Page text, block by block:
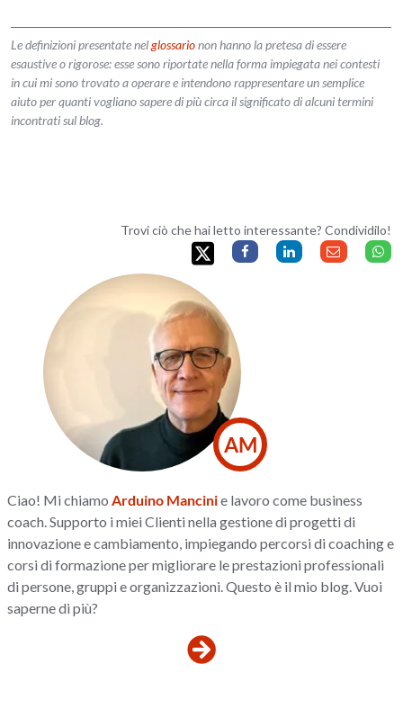
Le definizioni presentate nelglossarionon hanno la pretesa di essere
esaustive o rigorose: esse sono riportate nella forma impiegata nei contesti
in cui mi sono trovato a operare e intendono rappresentare un semplice
aiuto per quanti vogliano sapere di più circa il significato di alcuni termini
incontrati sul blog.
Trovi ciò che hai letto interessante? Condividilo!
AM
Ciao! Mi chiamo Arduino Mancinie lavoro come business
coach. Supporto i miei Clienti nella gestione di progetti di
innovazione e cambiamento, impiegando percorsi di coaching e
corsi di formazione per migliorare le prestazioni professionali
di persone, gruppi e organizzazioni. Questo è il mio blog. Vuoi
saperne di più?